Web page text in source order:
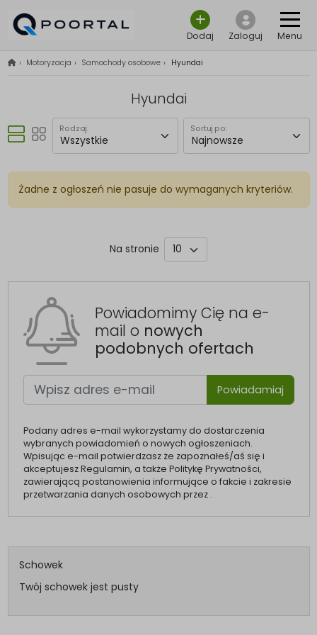
Dodaj Zaloguj Menu
› Motoryzacja › Samochody osobowe › Hyundai
Hyundai
Rodzaj: Sortuj po:
Żadne z ogłoszeń nie pasuje do wymaganych kryteriów.
Na stronie
Powiadomimy Cię na e-
mail o nowych
podobnych ofertach
Powiadamiaj
Podany adres e-mail wykorzystamy do dostarczenia
wybranych powiadomień o nowych ogłoszeniach.
Wpisując e-mail potwierdzasz że zapoznałeś/aś się i
akceptujesz Regulamin, a także Politykę Prywatności,
zawierającą postanowienia informujące o fakcie i zakresie
przetwarzania danych osobowych przez .
Schowek
Twój schowek jest pusty